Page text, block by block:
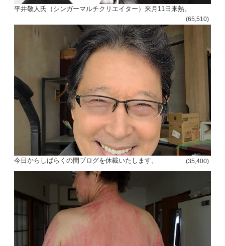
平井敬人氏（シンガーマルチクリエイター）来月11日来熱。
(65,510)
今日からしばらくの間ブログを休載いたします。 (35,400)